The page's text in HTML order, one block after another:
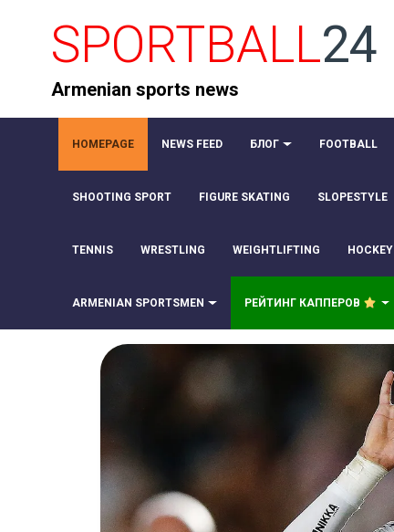
SPORTBALL24
Armenian sports news
HOMEPAGE NEWS FEED БЛОГ FOOTBALL
SHOOTING SPORT FIGURE SKATING SLOPESTYLE
TENNIS WRESTLING WEIGHTLIFTING HOCKEY
ARMENIAN SPORTSMEN РЕЙТИНГ КАППЕРОВ